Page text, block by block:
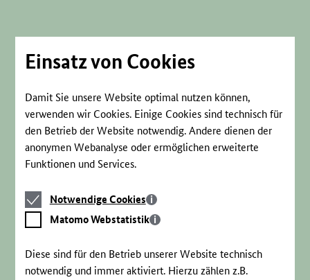
Einsatz von Cookies
Damit Sie unsere Website optimal nutzen können,
verwenden wir Cookies. Einige Cookies sind technisch für
den Betrieb der Website notwendig. Andere dienen der
anonymen Webanalyse oder ermöglichen erweiterte
Funktionen und Services.
Notwendige
Cookies
Notwendige Cookies
Matomo
Webstatistik
Matomo Webstatistik
Diese sind für den Betrieb unserer Website technisch
notwendig und immer aktiviert. Hierzu zählen z.B.